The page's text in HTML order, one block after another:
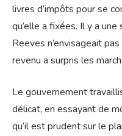
livres d’impôts pour se
qu’elle a fixées. Il y a une
Reeves n’envisageait
revenu a surpris les
Le gouvernement
délicat, en essayant de
qu’il est prudent sur le